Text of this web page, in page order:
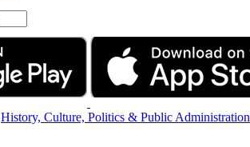
History, Culture, Politics & Public Administration